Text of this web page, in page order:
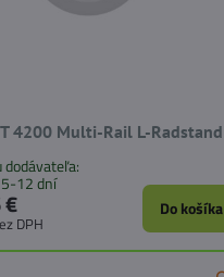
4200 Multi-Rail L-Radstand
dodávateľa:
12 dní
DPH
Do košíka